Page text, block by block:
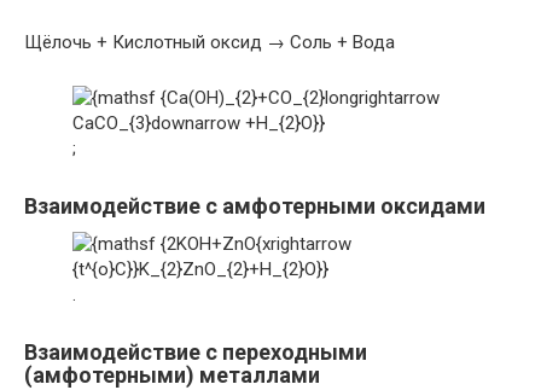
Щёлочь + Кислотный оксид → Соль + Вода
;
Взаимодействие с амфотерными оксидами
.
Взаимодействие с переходными
(амфотерными) металлами